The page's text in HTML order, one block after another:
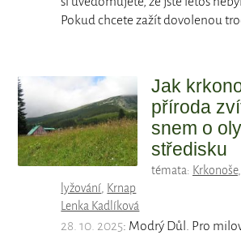
Pokud chcete zažít dovolenou
Jak
příroda
snem o
středisku
témata: Krkonoše,
lyžování, Krnap
Lenka Kadlíková
28. 10. 2025: Modrý Důl. Pro